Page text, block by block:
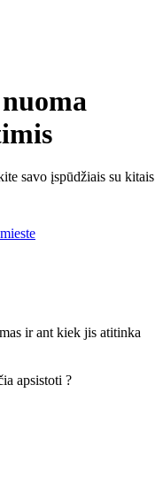
savo įspūdžiais su kitais
ir ant kiek jis atitinka
apsistoti ?